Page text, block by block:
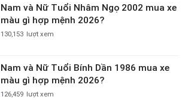
Nam và Nữ Tuổi Nhâm Ngọ 2002 mua xe
màu gì hợp mệnh 2026?
130,153 lượt xem
Nam và Nữ Tuổi Bính Dần 1986 mua xe
màu gì hợp mệnh 2026?
126,459 lượt xem